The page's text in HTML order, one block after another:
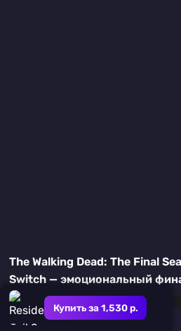
Купить за 1,530 р.
The Walking Dead: The Final
Switch — эмоциональный
| Подробный обзор Season